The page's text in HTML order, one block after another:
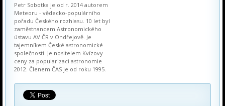
Petr Sobotka je od r. 2014 autorem
Meteoru - vědecko-populárního
pořadu Českého rozhlasu. 10 let byl
zaměstnancem Astronomického
ústavu AV ČR v Ondřejově. Je
tajemníkem České astronomické
společnosti. Je nositelem Kvízovy
ceny za popularizaci astronomie
2012. Členem ČAS je od roku 1995.